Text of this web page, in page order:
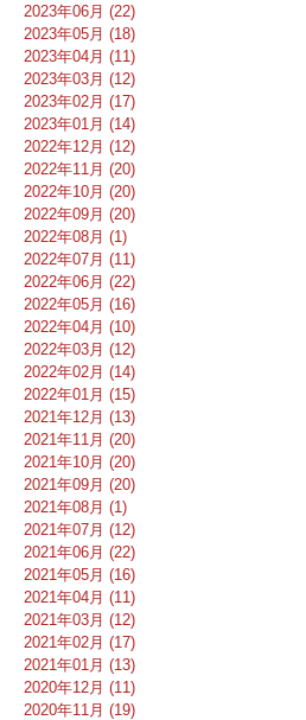
2023年06月 (22)
2023年05月 (18)
2023年04月 (11)
2023年03月 (12)
2023年02月 (17)
2023年01月 (14)
2022年12月 (12)
2022年11月 (20)
2022年10月 (20)
2022年09月 (20)
2022年08月 (1)
2022年07月 (11)
2022年06月 (22)
2022年05月 (16)
2022年04月 (10)
2022年03月 (12)
2022年02月 (14)
2022年01月 (15)
2021年12月 (13)
2021年11月 (20)
2021年10月 (20)
2021年09月 (20)
2021年08月 (1)
2021年07月 (12)
2021年06月 (22)
2021年05月 (16)
2021年04月 (11)
2021年03月 (12)
2021年02月 (17)
2021年01月 (13)
2020年12月 (11)
2020年11月 (19)